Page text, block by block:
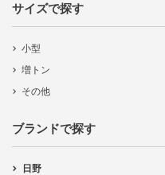
サイズで探す
小型
増トン
その他
ブランドで探す
日野